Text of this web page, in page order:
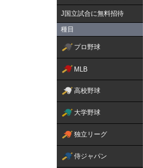
J国立試合に無料招待
種目
プロ野球
MLB
高校野球
大学野球
独立リーグ
侍ジャパン